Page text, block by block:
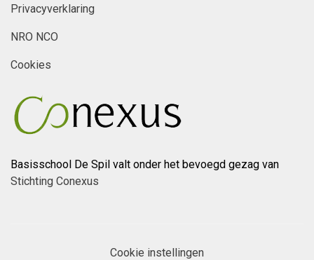
Privacyverklaring
NRO NCO
Cookies
Basisschool De Spil valt onder het bevoegd gezag van
Stichting Conexus
Cookie instellingen